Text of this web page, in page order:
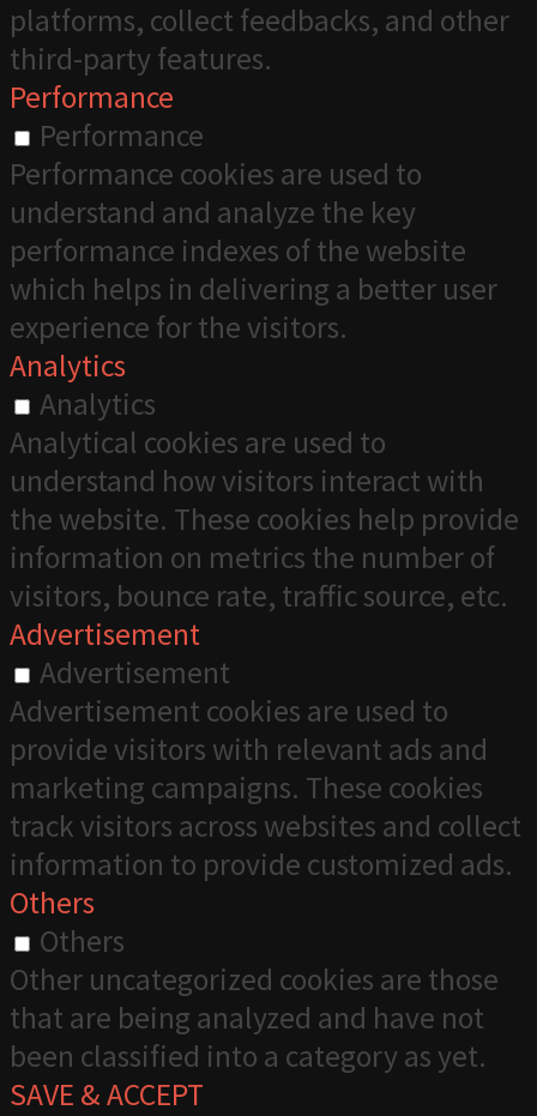
platforms, collect feedbacks, and other
third-party features.
Performance
Performance
Performance cookies are used to
understand and analyze the key
performance indexes of the website
which helps in delivering a better user
experience for the visitors.
Analytics
Analytics
Analytical cookies are used to
understand how visitors interact with
the website. These cookies help provide
information on metrics the number of
visitors, bounce rate, traffic source, etc.
Advertisement
Advertisement
Advertisement cookies are used to
provide visitors with relevant ads and
marketing campaigns. These cookies
track visitors across websites and collect
information to provide customized ads.
Others
Others
Other uncategorized cookies are those
that are being analyzed and have not
been classified into a category as yet.
SAVE & ACCEPT